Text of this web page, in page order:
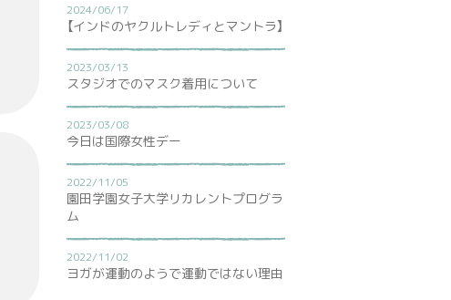
2024/06/17
【インドのヤクルトレディとマントラ】
2023/03/13
スタジオでのマスク着用について
2023/03/08
今日は国際女性デー
2022/11/05
園田学園女子大学リカレントプログラ
ム
2022/11/02
ヨガが運動のようで運動ではない理由